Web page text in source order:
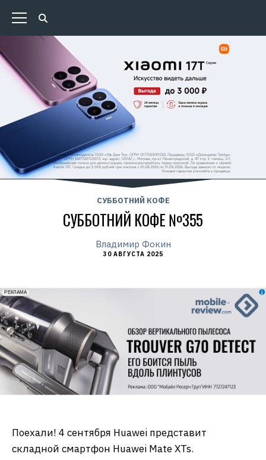
СУББОТНИЙ КОФЕ
СУББОТНИЙ КОФЕ №355
Владимир Фокин
30 АВГУСТА 2025
erid: 2VfnxxmNzs5
РЕКЛАМА
Поехали! 4 сентября Huawei представит
складной смартфон Huawei Mate XTs.